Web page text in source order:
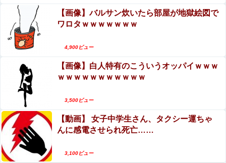
【画像】バルサン炊いたら部屋が地獄絵図で
ワロタｗｗｗｗｗｗｗ
4,900ビュー
【画像】白人特有のこういうオッパイｗｗｗ
ｗｗｗｗｗｗｗｗｗｗｗ
3,500ビュー
【動画】 女子中学生さん、タクシー運ちゃ
んに感電させられ死亡……
3,100ビュー